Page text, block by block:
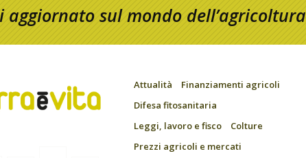
aggiornato sul mondo dell’agricoltura
Attualità
Finanziamenti agricoli
Difesa fitosanitaria
Leggi, lavoro e fisco
Colture
Prezzi agricoli e mercati